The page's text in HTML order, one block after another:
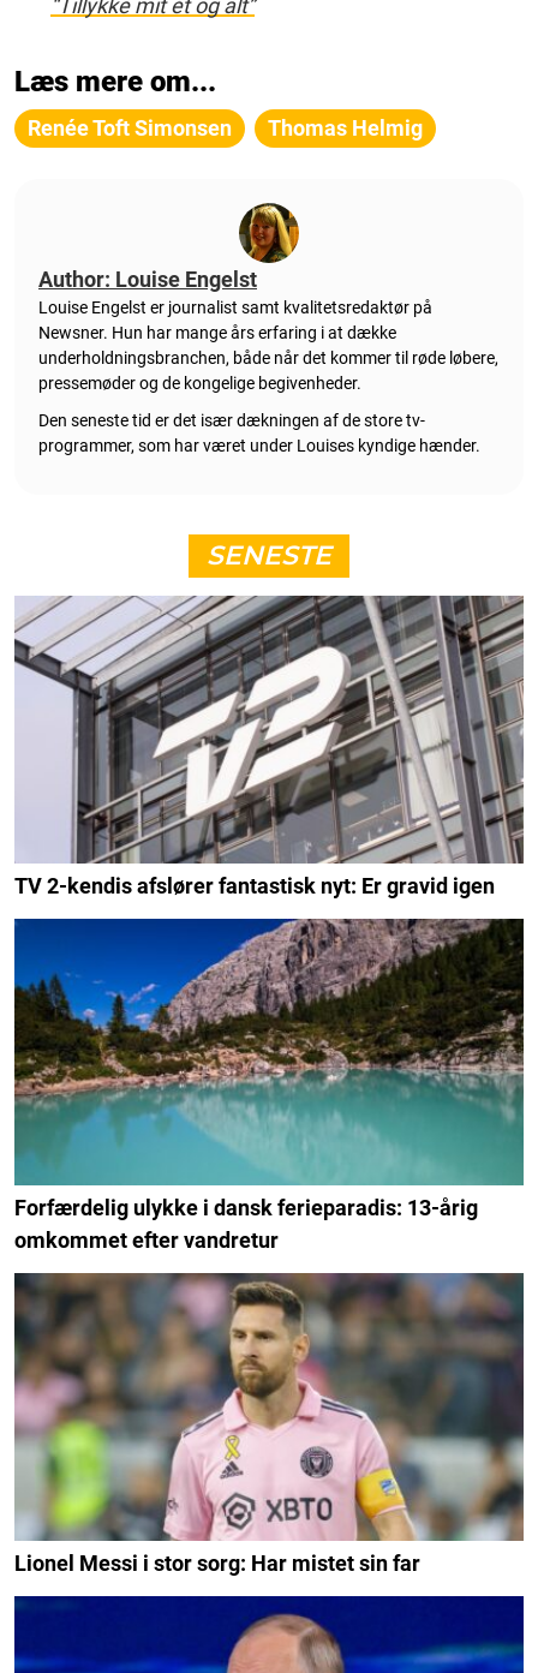
“Tillykke mit ét og alt”
Læs mere om...
Renée Toft Simonsen Thomas Helmig
Author: Louise Engelst
Louise Engelst er journalist samt kvalitetsredaktør på
Newsner. Hun har mange års erfaring i at dække
underholdningsbranchen, både når det kommer til røde løbere,
pressemøder og de kongelige begivenheder.
Den seneste tid er det især dækningen af de store tv-
programmer, som har været under Louises kyndige hænder.
SENESTE
TV 2-kendis afslører fantastisk nyt: Er gravid igen
Forfærdelig ulykke i dansk ferieparadis: 13-årig
omkommet efter vandretur
Lionel Messi i stor sorg: Har mistet sin far